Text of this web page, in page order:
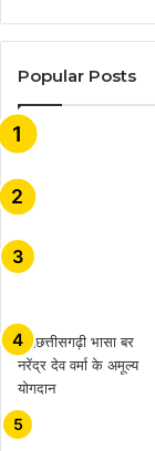
Popular Posts